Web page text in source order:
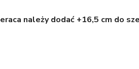
należy dodać +16,5 cm do